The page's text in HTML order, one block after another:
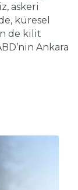
askeri
küresel
de kilit
Ankara